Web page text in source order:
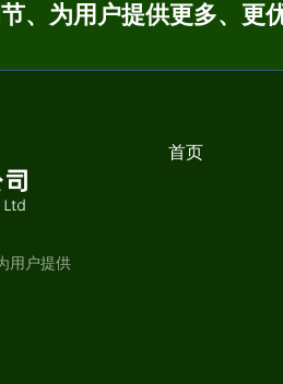
、为用户提供更多、更
用户提供
首页